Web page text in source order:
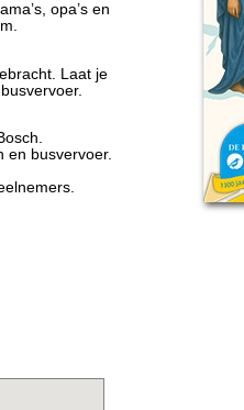
opa’s en
Laat je
en busvervoer.